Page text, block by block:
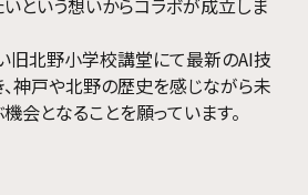
という想いからコラボが成立しま
旧北野小学校講堂にて最新のAI技
神戸や北野の歴史を感じながら未
会となることを願っています。